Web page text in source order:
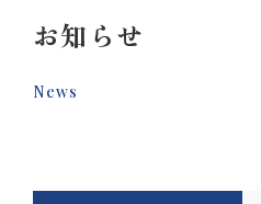
お知らせ
News